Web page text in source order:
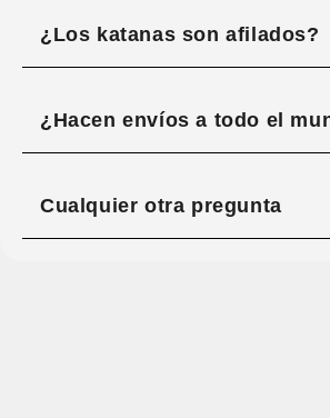
¿Los katanas son afilados?
¿Hacen envíos a todo el
Cualquier otra pregunta